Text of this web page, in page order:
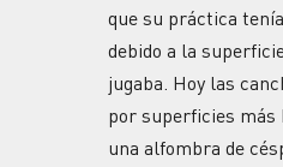
que su práctica
debido a la
jugaba. Hoy las
por superficies más
una alfombra de